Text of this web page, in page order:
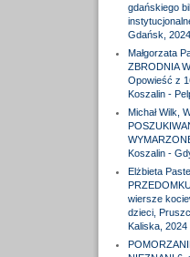
gdańskiego
Gdańsk, 2024
Małgorzata
ZBRODNIA
Opowieść z
Koszalin -
Michał Wilk,
Koszalin -
Elżbieta
wiersze
dzieci,
Kaliska, 2024